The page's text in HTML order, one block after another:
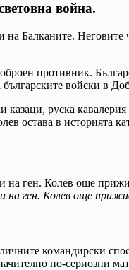
война.
Балканите. Неговите
противник.
войски в
руска
остава в историята
на ген. Колев още
командирски
по-сериозни